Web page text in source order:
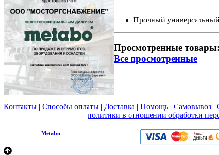
Прочный универсальный
Просмотренные товары:
Все просмотренные
Контакты | Способы оплаты | Доставка | Помощь | Самовывоз |
политики в отношении обработки
Metabo